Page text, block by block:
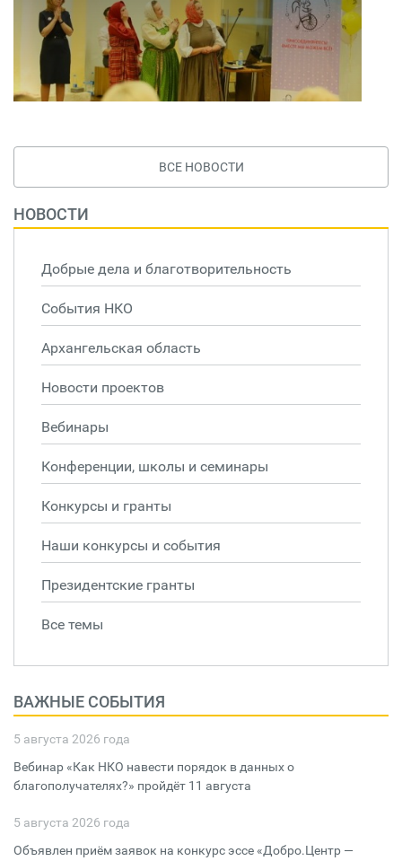
ВСЕ НОВОСТИ
НОВОСТИ
Добрые дела и благотворительность
События НКО
Архангельская область
Новости проектов
Вебинары
Конференции, школы и семинары
Конкурсы и гранты
Наши конкурсы и события
Президентские гранты
Все темы
ВАЖНЫЕ СОБЫТИЯ
5 августа 2026 года
Вебинар «Как НКО навести порядок в данных о
благополучателях?» пройдёт 11 августа
5 августа 2026 года
Объявлен приём заявок на конкурс эссе «Добро.Центр —